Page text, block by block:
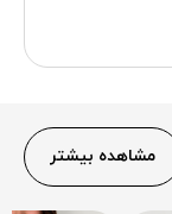
مشاهده بیشتر